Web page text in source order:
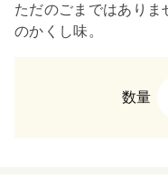
ただのごまではありま
のかくし味。
数量